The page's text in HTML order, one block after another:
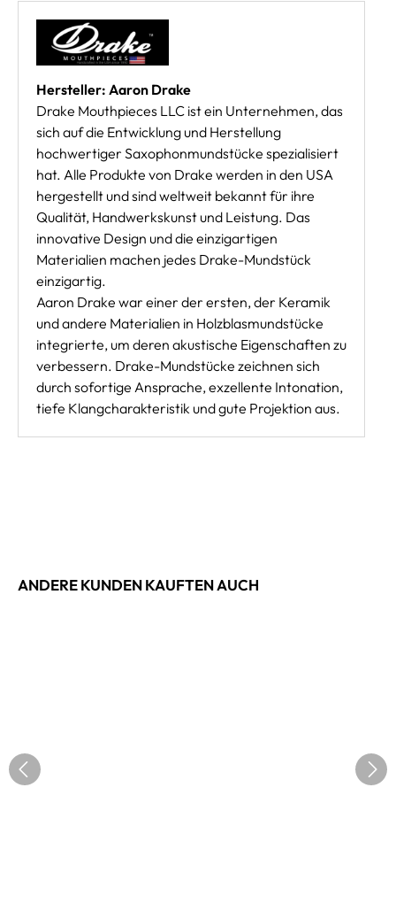
Hersteller: Aaron Drake
Drake Mouthpieces LLC ist ein Unternehmen, das
sich auf die Entwicklung und Herstellung
hochwertiger Saxophonmundstücke spezialisiert
hat. Alle Produkte von Drake werden in den USA
hergestellt und sind weltweit bekannt für ihre
Qualität, Handwerkskunst und Leistung. Das
innovative Design und die einzigartigen
Materialien machen jedes Drake-Mundstück
einzigartig.
Aaron Drake war einer der ersten, der Keramik
und andere Materialien in Holzblasmundstücke
integrierte, um deren akustische Eigenschaften zu
verbessern. Drake-Mundstücke zeichnen sich
durch sofortige Ansprache, exzellente Intonation,
tiefe Klangcharakteristik und gute Projektion aus.
ANDERE KUNDEN KAUFTEN AUCH